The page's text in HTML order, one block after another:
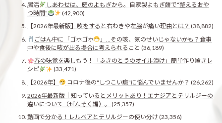
腸活
しあわせは、庭のよもぎから。自家製よもぎ餅で“整えるおや
つ時間”
(42,900)
【2026年最新版】咳をすると右わきや左脇が痛い理由とは？ (38,882)
ごはん中に「ゴホゴホ
」…その咳、気のせいじゃないかも？食事
中や食後に咳が出る場合に考えられること (36,189)
春の味覚を楽しもう！「ふきのとうのオイル漬け」簡単作り置きレ
シピ
(33,471)
【2026年】
コロナ後の"しつこい痰"に悩んでいませんか？ (26,262)
2026年最新版｜知っているとメリットあり！エナジアとテリルジーの
違いについて（ぜんそく編）。
(25,357)
動画で分かる！レルベアとテリルジーの使い分け (23,356)